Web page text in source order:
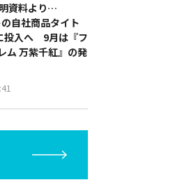
資料より…
自社商品タイト
投入へ 9月は『フ
ム 万紫千紅』の発